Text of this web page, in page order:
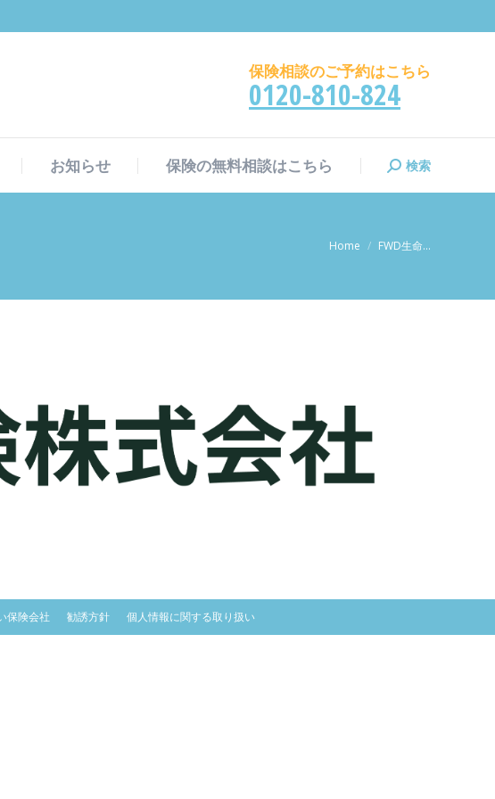
保険相談のご予約はこちら
0120-810-824
お知らせ 保険の無料相談はこちら
検 検索
現在地:
Home FWD生命…
保険会社 勧誘方針 個人情報に関する取り扱い
お知らせ 保険の無料相談はこちら
検